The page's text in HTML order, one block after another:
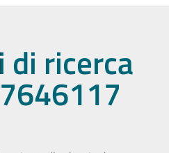
ricerca